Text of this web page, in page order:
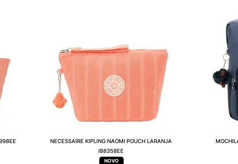
NECESSAIRE KIPLING NAOMI POUCH LARANJA
I88358EE